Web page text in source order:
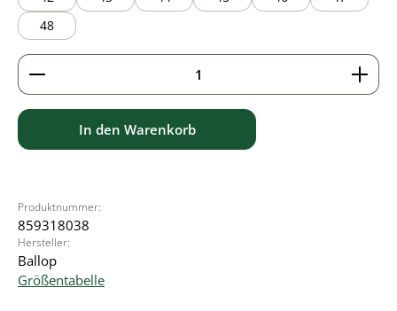
48
Produkt Anzahl: Gib den gewünschten Wert ein
In den Warenkorb
Produktnummer:
859318038
Hersteller:
Ballop
Größentabelle